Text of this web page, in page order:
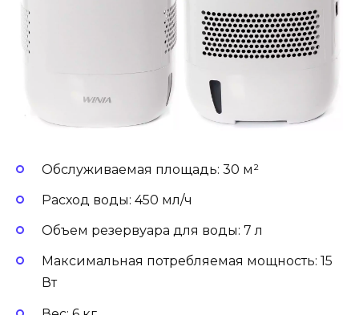
Обслуживаемая площадь: 30 м²
Расход воды: 450 мл/ч
Объем резервуара для воды: 7 л
Максимальная потребляемая мощность: 15
Вт